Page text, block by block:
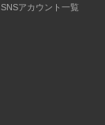
SNSアカウント一覧